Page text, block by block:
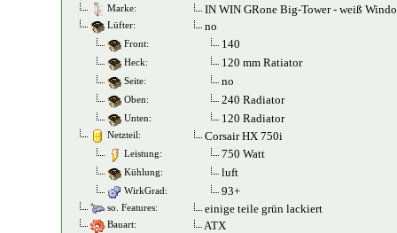
Marke: IN WIN GRone Big-Tower - weiß
Lüfter: no
Front: 140
Heck: 120 mm Ratiator
Seite: no
Oben: 240 Radiator
Unten: 120 Radiator
Netzteil: Corsair HX 750i
Leistung: 750 Watt
Kühlung: luft
WirkGrad: 93+
so. Features: einige teile grün lackiert
Bauart: ATX